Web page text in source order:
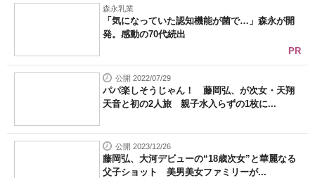
森永乳業
「気になっていた認知機能が菌で…」森永が開
発。感動の70代続出
PR
公開 2022/07/29
パパ楽しそうじゃん！ 藤岡弘、が次女・天翔
天音と初の2人旅 親子水入らずの1枚に...
公開 2023/12/26
藤岡弘、大河デビューの“18歳次女”と華麗なる
父子ショット 美男美女ファミリーが...